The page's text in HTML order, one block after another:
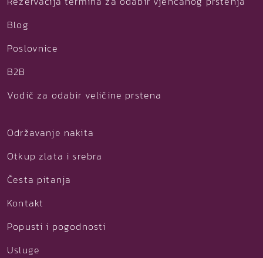
Blog
Poslovnice
B2B
Vodič za odabir veličine prstena
Održavanje nakita
Otkup zlata i srebra
Česta pitanja
Kontakt
Popusti i pogodnosti
Usluge